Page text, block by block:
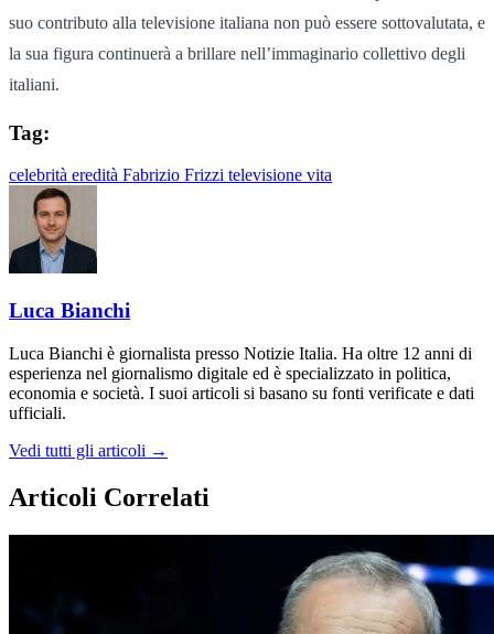
suo contributo alla televisione italiana non può essere sottovalutata, e
la sua figura continuerà a brillare nell’immaginario collettivo degli
italiani.
Tag:
celebrità eredità Fabrizio Frizzi televisione vita
Luca Bianchi
Luca Bianchi è giornalista presso Notizie Italia. Ha oltre 12 anni di
esperienza nel giornalismo digitale ed è specializzato in politica,
economia e società. I suoi articoli si basano su fonti verificate e dati
ufficiali.
Vedi tutti gli articoli →
Articoli Correlati